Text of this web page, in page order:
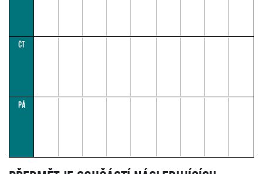
ČT
PÁ